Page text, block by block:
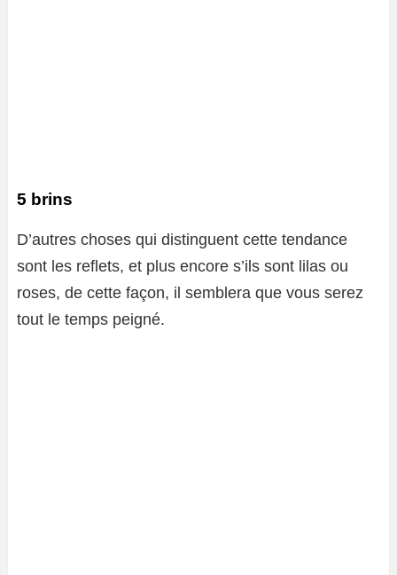
5 brins
D’autres choses qui distinguent cette tendance
sont les reflets, et plus encore s’ils sont lilas ou
roses, de cette façon, il semblera que vous serez
tout le temps peigné.